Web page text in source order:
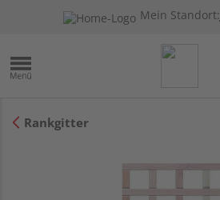
Mein Standort:
Rankgitter